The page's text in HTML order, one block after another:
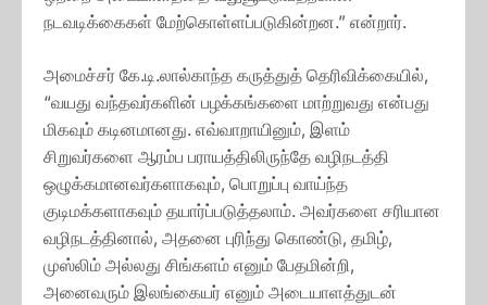
நடவடிக்கைகள் மேற்கொள்ளப்படுகின்றன.” என்றார்.
அமைச்சர் கே.டி.லால்காந்த கருத்துத் தெரிவிக்கையில்,
“வயது வந்தவர்களின் பழக்கங்களை மாற்றுவது என்பது
மிகவும் கடினமானது. எவ்வாறாயினும், இளம்
சிறுவர்களை ஆரம்ப பராயத்திலிருந்தே வழிநடத்தி
ஒழுக்கமானவர்களாகவும், பொறுப்பு வாய்ந்த
குடிமக்களாகவும் தயார்ப்படுத்தலாம். அவர்களை சரியான
வழிநடத்தினால், அதனை புரிந்து கொண்டு, தமிழ்,
முஸ்லிம் அல்லது சிங்களம் எனும் பேதமின்றி,
அனைவரும் இலங்கையர் எனும் அடையாளத்துடன்